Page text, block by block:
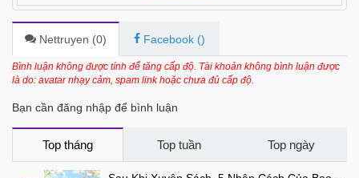
Chapter 41 6 tháng trước
Chapter 40 7 tháng trước
Chapter 39 7 tháng trước
7 tháng trước
Chapter 36 7 tháng trước
Chapter 35
Nettruyen (0) Facebook ()
Bình luận không được tính để tăng cấp độ. Tài khoản không bình luận được
là do: avatar nhạy cảm, spam link hoặc chưa đủ cấp độ.
Bạn cần đăng nhập để bình luận
Top tháng Top tuần Top ngày